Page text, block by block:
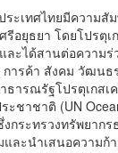
ะเทศไทยมีความสั
อยุธยา โดยโปรตุ
ละได้สานต่อความ
การค้า สังคม วัฒน
ารณรัฐโปรตุเกสเ
ชาชาติ (UN
กระทรวงทรัพยาก
ละนำเสนอความก้